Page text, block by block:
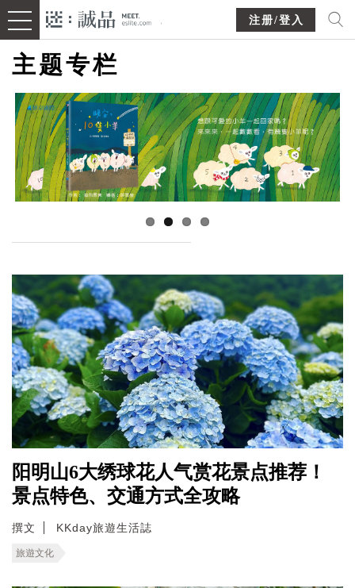
注册/登入
主题专栏
阳明山6大绣球花人气赏花景点推荐！
景点特色、交通方式全攻略
撰文 KKday旅遊生活誌
旅遊文化